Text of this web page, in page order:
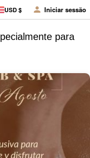
USD $ Iniciar sessão
para